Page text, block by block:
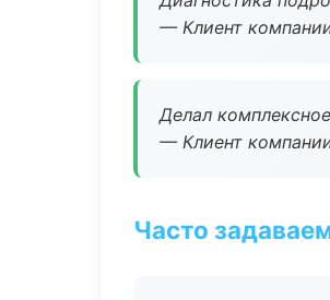
— Клиент
Делал
— Клиент
Часто